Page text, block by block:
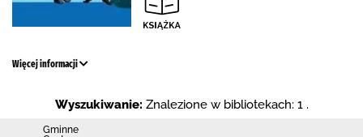
Więcej informacji
Wyszukiwanie: Znalezione w bibliotekach: 1 .
Gminne